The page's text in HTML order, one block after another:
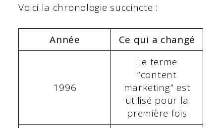
Voici la chronologie succincte :
Année Ce qui a changé
1996
Le terme
“content
marketing” est
utilisé pour la
première fois